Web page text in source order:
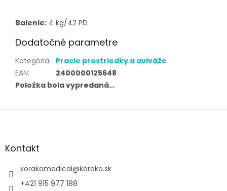
Balenie: 4 kg/42 PD
Dodatočné parametre
Kategória: Pracie prostriedky a aviváže
EAN:
2400000125648
Položka bola vypredaná…
Z
äKontakt
korakomedical@korako.sk
+421 915 977 188